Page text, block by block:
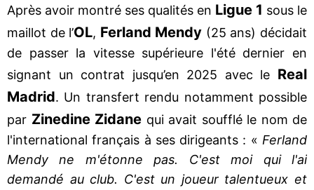
Après avoir montré ses qualités en Ligue 1 sous le
maillot de l’OL, Ferland Mendy (25 ans) décidait
de passer la vitesse supérieure l'été dernier en
signant un contrat jusqu’en 2025 avec le Real
Madrid. Un transfert rendu notamment possible
par Zinedine Zidane qui avait soufflé le nom de
l'international français à ses dirigeants : « Ferland
Mendy ne m'étonne pas. C'est moi qui l'ai
demandé au club. C'est un joueur talentueux et